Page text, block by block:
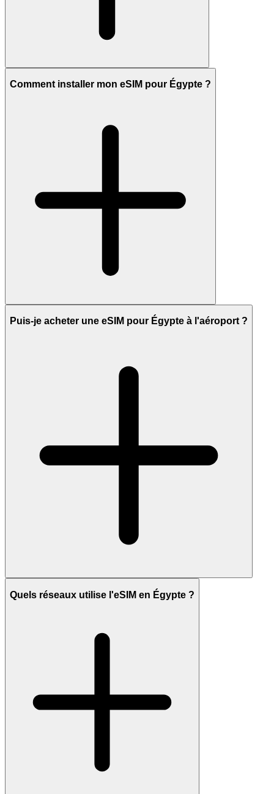
Comment installer mon eSIM pour Égypte ?
Puis-je acheter une eSIM pour Égypte à l'aéroport ?
Quels réseaux utilise l'eSIM en Égypte ?